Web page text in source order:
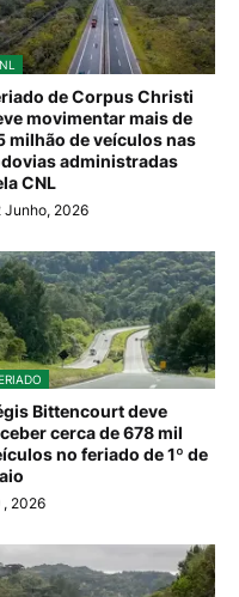
de Corpus Christi
movimentar mais de
milhão de veículos nas
administradas
CNL
Junho, 2026
Bittencourt deve
cerca de 678 mil
no feriado de 1º de
, 2026